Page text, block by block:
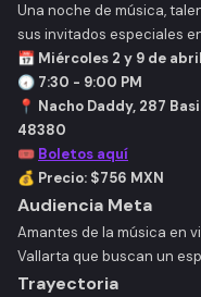
Una noche de música,
sus invitados especiales
📅 Miércoles 2 y 9 de abril
🕢 7:30 - 9:00 PM
📍 Nacho Daddy, 287
48380
🎟️ Boletos aquí
💰 Precio: $756 MXN
Audiencia Meta
Amantes de la música en
Vallarta que buscan un
Trayectoria